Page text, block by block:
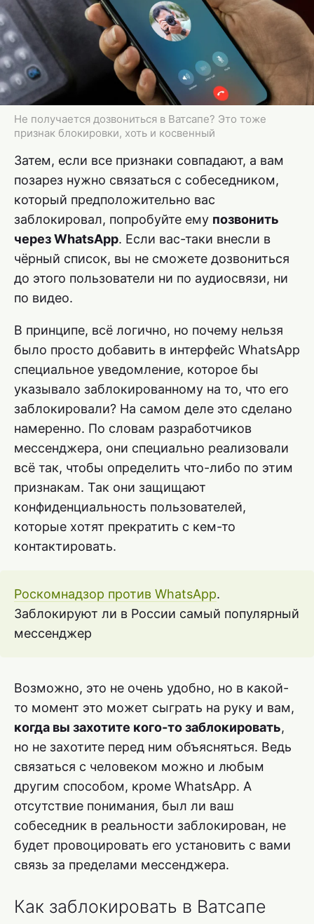
Не получается дозвониться в Ватсапе? Это тоже
признак блокировки, хоть и косвенный
Затем, если все признаки совпадают, а вам
позарез нужно связаться с собеседником,
который предположительно вас
заблокировал, попробуйте ему позвонить
через WhatsApp. Если вас-таки внесли в
чёрный список, вы не сможете дозвониться
до этого пользователи ни по аудиосвязи, ни
по видео.
В принципе, всё логично, но почему нельзя
было просто добавить в интерфейс WhatsApp
специальное уведомление, которое бы
указывало заблокированному на то, что его
заблокировали? На самом деле это сделано
намеренно. По словам разработчиков
мессенджера, они специально реализовали
всё так, чтобы определить что-либо по этим
признакам. Так они защищают
конфиденциальность пользователей,
которые хотят прекратить с кем-то
контактировать.
Роскомнадзор против WhatsApp.
Заблокируют ли в России самый популярный
мессенджер
Возможно, это не очень удобно, но в какой-
то момент это может сыграть на руку и вам,
когда вы захотите кого-то заблокировать,
но не захотите перед ним объясняться. Ведь
связаться с человеком можно и любым
другим способом, кроме WhatsApp. А
отсутствие понимания, был ли ваш
собеседник в реальности заблокирован, не
будет провоцировать его установить с вами
связь за пределами мессенджера.
Как заблокировать в Ватсапе